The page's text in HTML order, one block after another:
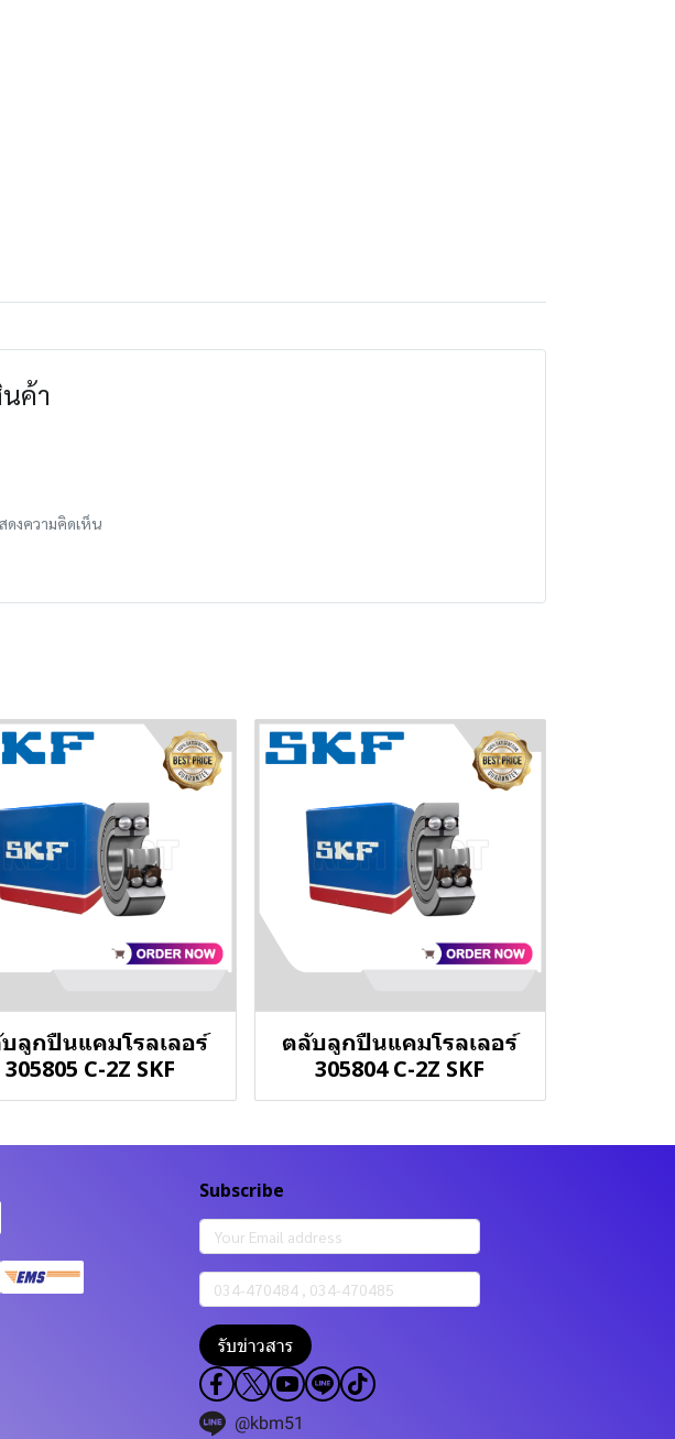
ค้า
ดงความคิดเห็น
ลูกปืนแคมโรลเลอร์
305805 C-2Z SKF
ตลับลูกปืนแคมโรลเลอร์
305804 C-2Z SKF
Subscribe
รับข่าวสาร
@kbm51